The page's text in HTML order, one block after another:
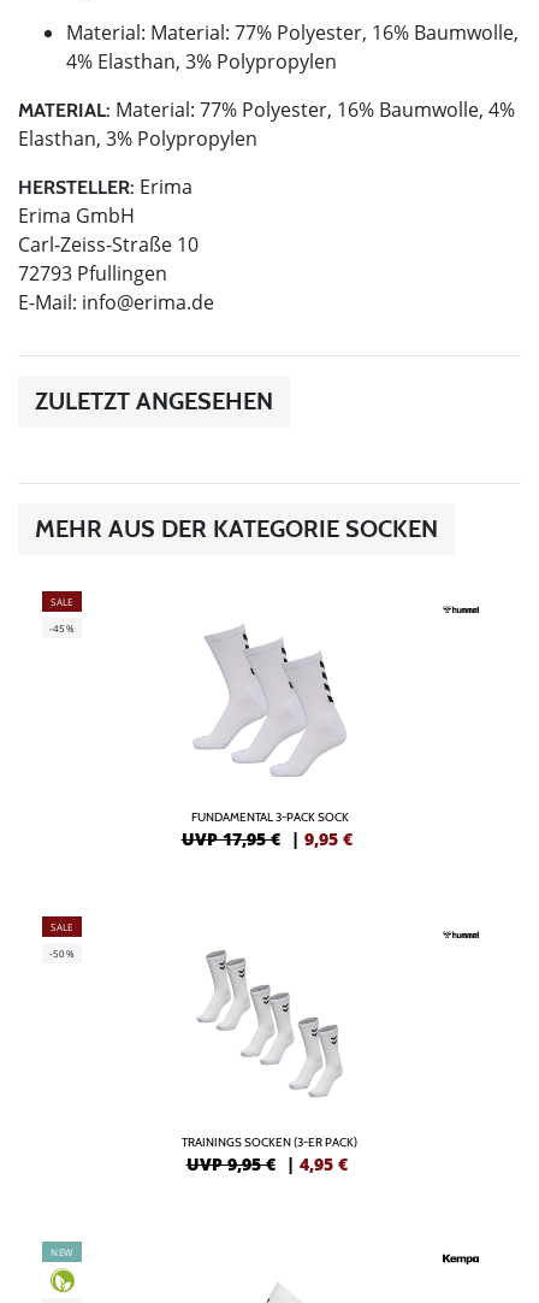
Material: Material: 77% Polyester, 16% Baumwolle,
4% Elasthan, 3% Polypropylen
MATERIAL: Material: 77% Polyester, 16% Baumwolle, 4%
Elasthan, 3% Polypropylen
HERSTELLER: Erima
Erima GmbH
Carl-Zeiss-Straße 10
72793 Pfullingen
E-Mail: info@erima.de
ZULETZT ANGESEHEN
MEHR AUS DER KATEGORIE SOCKEN
SALE
-45%
FUNDAMENTAL 3-PACK SOCK
UVP 17,95 € | 9,95 €
SALE
-50%
TRAININGS SOCKEN (3-ER PACK)
UVP 9,95 € | 4,95 €
NEW